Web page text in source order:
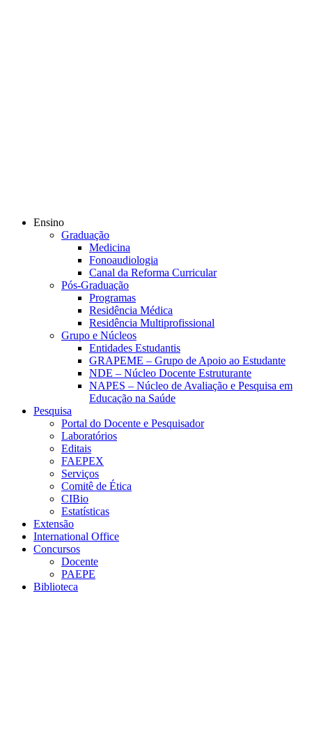
Ensino
Graduação
Medicina
Fonoaudiologia
Canal da Reforma Curricular
Pós-Graduação
Programas
Residência Médica
Residência Multiprofissional
Grupo e Núcleos
Entidades Estudantis
GRAPEME – Grupo de Apoio ao Estudante
NDE – Núcleo Docente Estruturante
NAPES – Núcleo de Avaliação e Pesquisa em
Educação na Saúde
Pesquisa
Portal do Docente e Pesquisador
Laboratórios
Editais
FAEPEX
Serviços
Comitê de Ética
CIBio
Estatísticas
Extensão
International Office
Concursos
Docente
PAEPE
Biblioteca